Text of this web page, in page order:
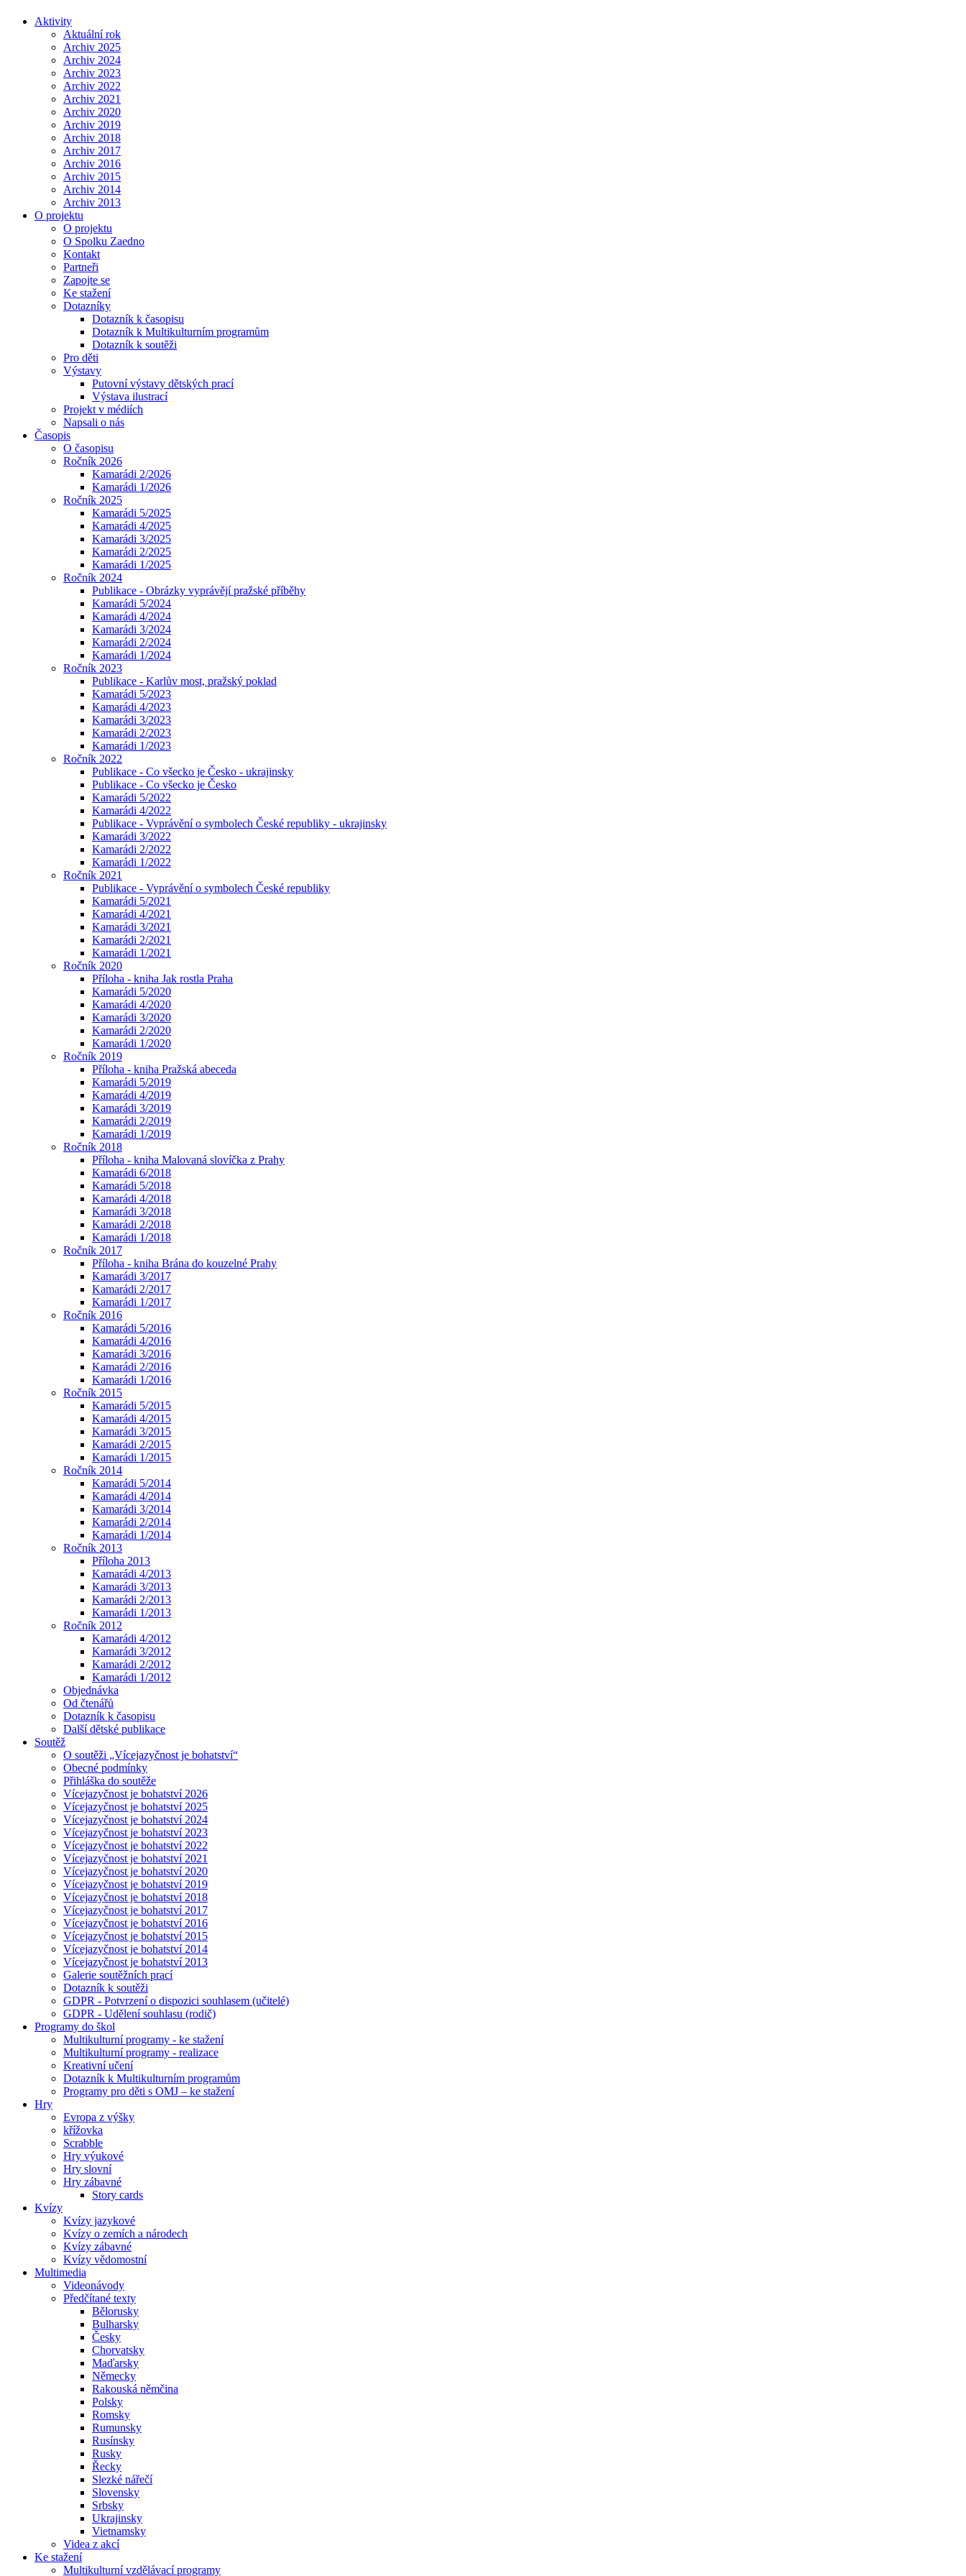
Aktivity
Aktuální rok
Archiv 2025
Archiv 2024
Archiv 2023
Archiv 2022
Archiv 2021
Archiv 2020
Archiv 2019
Archiv 2018
Archiv 2017
Archiv 2016
Archiv 2015
Archiv 2014
Archiv 2013
O projektu
O projektu
O Spolku Zaedno
Kontakt
Partneři
Zapojte se
Ke stažení
Dotazníky
Dotazník k časopisu
Dotazník k Multikulturním programům
Dotazník k soutěži
Pro děti
Výstavy
Putovní výstavy dětských prací
Výstava ilustrací
Projekt v médiích
Napsali o nás
Časopis
O časopisu
Ročník 2026
Kamarádi 2/2026
Kamarádi 1/2026
Ročník 2025
Kamarádi 5/2025
Kamarádi 4/2025
Kamarádi 3/2025
Kamarádi 2/2025
Kamarádi 1/2025
Ročník 2024
Publikace - Obrázky vyprávějí pražské příběhy
Kamarádi 5/2024
Kamarádi 4/2024
Kamarádi 3/2024
Kamarádi 2/2024
Kamarádi 1/2024
Ročník 2023
Publikace - Karlův most, pražský poklad
Kamarádi 5/2023
Kamarádi 4/2023
Kamarádi 3/2023
Kamarádi 2/2023
Kamarádi 1/2023
Ročník 2022
Publikace - Co všecko je Česko - ukrajinsky
Publikace - Co všecko je Česko
Kamarádi 5/2022
Kamarádi 4/2022
Publikace - Vyprávění o symbolech České republiky - ukrajinsky
Kamarádi 3/2022
Kamarádi 2/2022
Kamarádi 1/2022
Ročník 2021
Publikace - Vyprávění o symbolech České republiky
Kamarádi 5/2021
Kamarádi 4/2021
Kamarádi 3/2021
Kamarádi 2/2021
Kamarádi 1/2021
Ročník 2020
Příloha - kniha Jak rostla Praha
Kamarádi 5/2020
Kamarádi 4/2020
Kamarádi 3/2020
Kamarádi 2/2020
Kamarádi 1/2020
Ročník 2019
Příloha - kniha Pražská abeceda
Kamarádi 5/2019
Kamarádi 4/2019
Kamarádi 3/2019
Kamarádi 2/2019
Kamarádi 1/2019
Ročník 2018
Příloha - kniha Malovaná slovíčka z Prahy
Kamarádi 6/2018
Kamarádi 5/2018
Kamarádi 4/2018
Kamarádi 3/2018
Kamarádi 2/2018
Kamarádi 1/2018
Ročník 2017
Příloha - kniha Brána do kouzelné Prahy
Kamarádi 3/2017
Kamarádi 2/2017
Kamarádi 1/2017
Ročník 2016
Kamarádi 5/2016
Kamarádi 4/2016
Kamarádi 3/2016
Kamarádi 2/2016
Kamarádi 1/2016
Ročník 2015
Kamarádi 5/2015
Kamarádi 4/2015
Kamarádi 3/2015
Kamarádi 2/2015
Kamarádi 1/2015
Ročník 2014
Kamarádi 5/2014
Kamarádi 4/2014
Kamarádi 3/2014
Kamarádi 2/2014
Kamarádi 1/2014
Ročník 2013
Příloha 2013
Kamarádi 4/2013
Kamarádi 3/2013
Kamarádi 2/2013
Kamarádi 1/2013
Ročník 2012
Kamarádi 4/2012
Kamarádi 3/2012
Kamarádi 2/2012
Kamarádi 1/2012
Objednávka
Od čtenářů
Dotazník k časopisu
Další dětské publikace
Soutěž
O soutěži „Vícejazyčnost je bohatství“
Obecné podmínky
Přihláška do soutěže
Vícejazyčnost je bohatství 2026
Vícejazyčnost je bohatství 2025
Vícejazyčnost je bohatství 2024
Vícejazyčnost je bohatství 2023
Vícejazyčnost je bohatství 2022
Vícejazyčnost je bohatství 2021
Vícejazyčnost je bohatství 2020
Vícejazyčnost je bohatství 2019
Vícejazyčnost je bohatství 2018
Vícejazyčnost je bohatství 2017
Vícejazyčnost je bohatství 2016
Vícejazyčnost je bohatství 2015
Vícejazyčnost je bohatství 2014
Vícejazyčnost je bohatství 2013
Galerie soutěžních prací
Dotazník k soutěži
GDPR - Potvrzení o dispozici souhlasem (učitelé)
GDPR - Udělení souhlasu (rodič)
Programy do škol
Multikulturní programy - ke stažení
Multikulturní programy - realizace
Kreativní učení
Dotazník k Multikulturním programům
Programy pro děti s OMJ – ke stažení
Hry
Evropa z výšky
křížovka
Scrabble
Hry výukové
Hry slovní
Hry zábavné
Story cards
Kvízy
Kvízy jazykové
Kvízy o zemích a národech
Kvízy zábavné
Kvízy vědomostní
Multimedia
Videonávody
Předčítané texty
Bělorusky
Bulharsky
Česky
Chorvatsky
Maďarsky
Německy
Rakouská němčina
Polsky
Romsky
Rumunsky
Rusínsky
Rusky
Řecky
Slezké nářečí
Slovensky
Srbsky
Ukrajinsky
Vietnamsky
Videa z akcí
Ke stažení
Multikulturní vzdělávací programy